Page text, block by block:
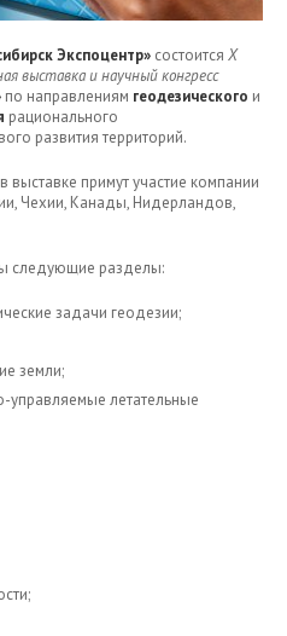
Экспоцентр» состоится X
выставка и научный конгресс
по направлениям геодезического и
рационального
развития территорий.
примут участие компании
Чехии, Канады, Нидерландов,
следующие разделы:
задачи геодезии;
земли;
управляемые летательные